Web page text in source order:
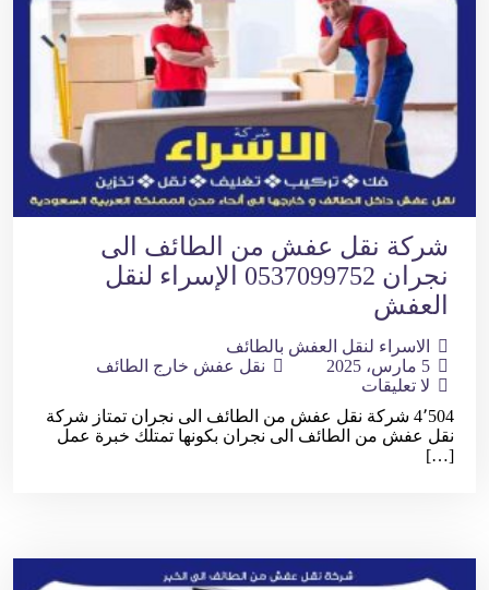
شركة نقل عفش من الطائف الى
نجران 0537099752 الإسراء لنقل
العفش
الاسراء لنقل العفش بالطائف
5 مارس، 2025
نقل عفش خارج الطائف
لا تعليقات
4٬504 شركة نقل عفش من الطائف الى نجران تمتاز شركة
نقل عفش من الطائف الى نجران بكونها تمتلك خبرة عمل
[…]